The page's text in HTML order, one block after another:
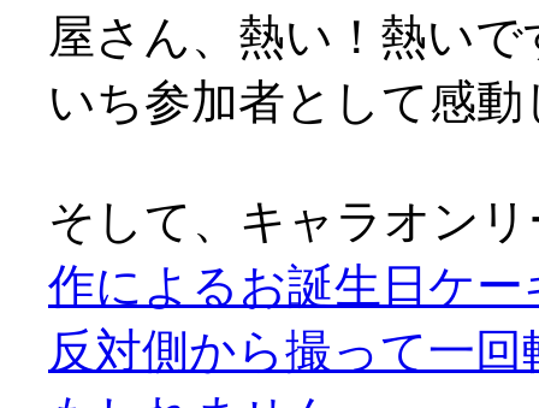
屋さん、熱い！熱いで
いち参加者として感
そして、キャラオン
作によるお誕生日ケー
反対側から撮って一